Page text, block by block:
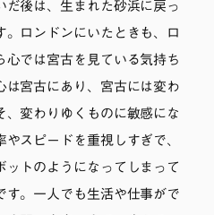
だ後は、生まれた砂浜に戻っ
。ロンドンにいたときも、ロ
心では宮古を見ている気持ち
は宮古にあり、宮古には変わ
、変わりゆくものに敏感にな
スピードを重視しすぎで、
トのようになってしまって
す。一人でも生活や仕事がで